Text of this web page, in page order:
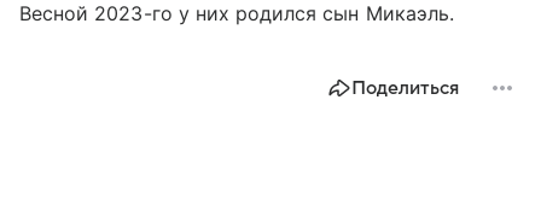
Весной 2023-го у них родился сын Микаэль.
Поделиться